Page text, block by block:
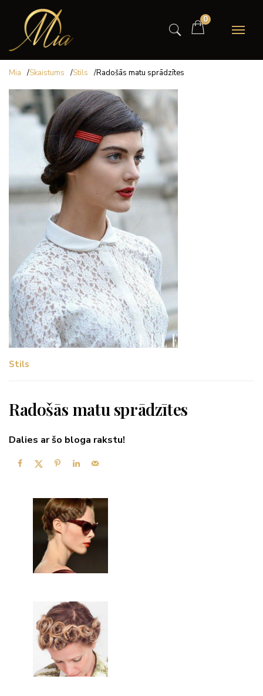
0
Mia /Skaistums /Stils /Radošās matu sprādzītes
Stils
Radošās matu sprādzītes
Dalies ar šo bloga rakstu!